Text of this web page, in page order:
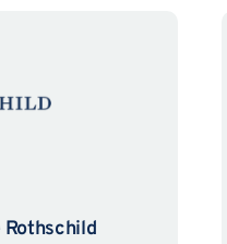
Rothschild